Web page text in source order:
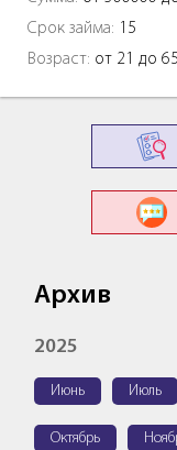
Срок займа: 15
Возраст: от 21 до 65
Архив
2025
Июнь Июль
Октябрь